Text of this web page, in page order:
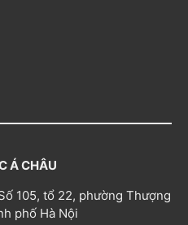
Á CHÂU
105, tổ 22, phường Thượng
phố Hà Nội